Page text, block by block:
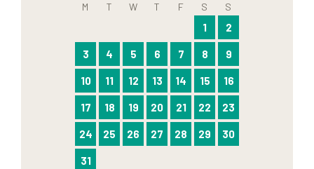
M T W T F S S
1 2
3 4 5 6 7 8 9
10 11 12 13 14 15 16
17 18 19 20 21 22 23
24 25 26 27 28 29 30
31